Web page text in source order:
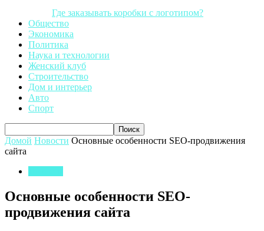
Где заказывать коробки с логотипом?
Общество
Экономика
Политика
Наука и технологии
Женский клуб
Строительство
Дом и интерьер
Авто
Спорт
Домой Новости Основные особенности SEO-продвижения
сайта
Основные особенности SEO-
продвижения сайта